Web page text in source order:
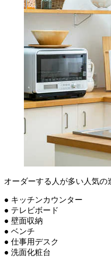
オーダーする人が多い人気の
● キッチンカウンター
● テレビボード
● 壁面収納
● ベンチ
● 仕事用デスク
● 洗面化粧台